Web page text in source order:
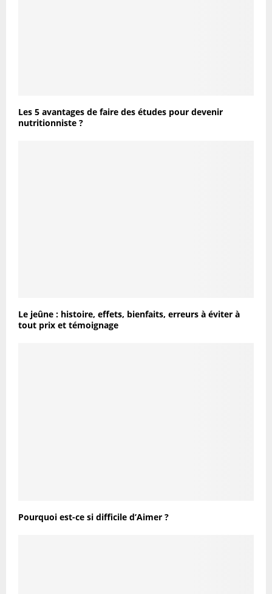
Les 5 avantages de faire des études pour devenir
nutritionniste ?
Le jeûne : histoire, effets, bienfaits, erreurs à éviter à
tout prix et témoignage
Pourquoi est-ce si difficile d’Aimer ?